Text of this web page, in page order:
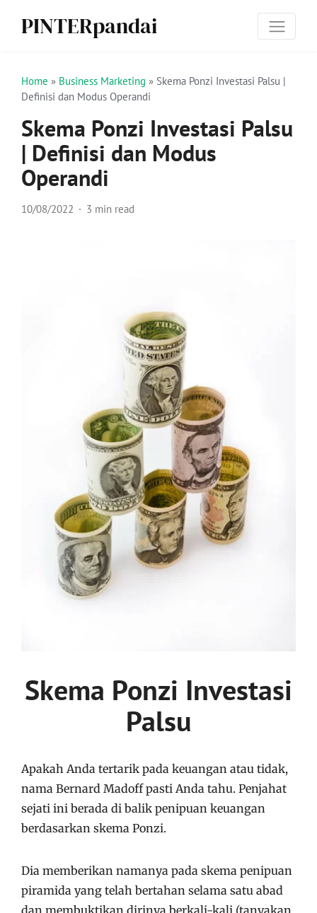
PINTERpandai
Home » Business Marketing » Skema Ponzi Investasi Palsu |
Definisi dan Modus Operandi
Skema Ponzi Investasi Palsu
| Definisi dan Modus
Operandi
10/08/2022 3 min read
Skema Ponzi Investasi
Palsu
Apakah Anda tertarik pada keuangan atau tidak,
nama Bernard Madoff pasti Anda tahu. Penjahat
sejati ini berada di balik penipuan keuangan
berdasarkan skema Ponzi.
Dia memberikan namanya pada skema penipuan
piramida yang telah bertahan selama satu abad
dan membuktikan dirinya berkali-kali (tanyakan